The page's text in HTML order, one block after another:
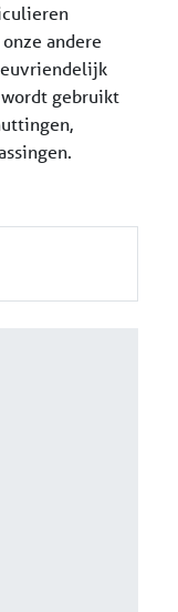
andere
gebruikt